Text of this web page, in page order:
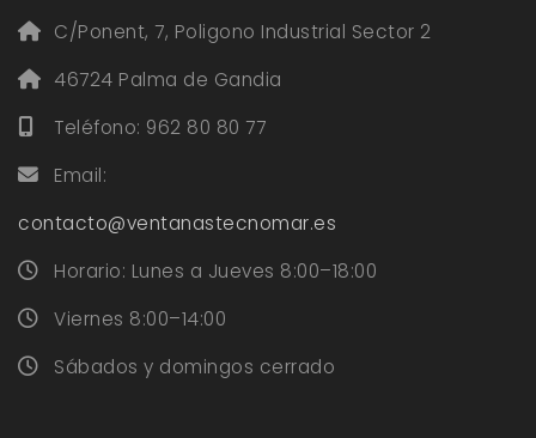
C/Ponent, 7, Poligono Industrial Sector 2
46724 Palma de Gandia
Teléfono: 962 80 80 77
Email:
contacto@ventanastecnomar.es
Horario: Lunes a Jueves 8:00–18:00
Viernes 8:00–14:00
Sábados y domingos cerrado